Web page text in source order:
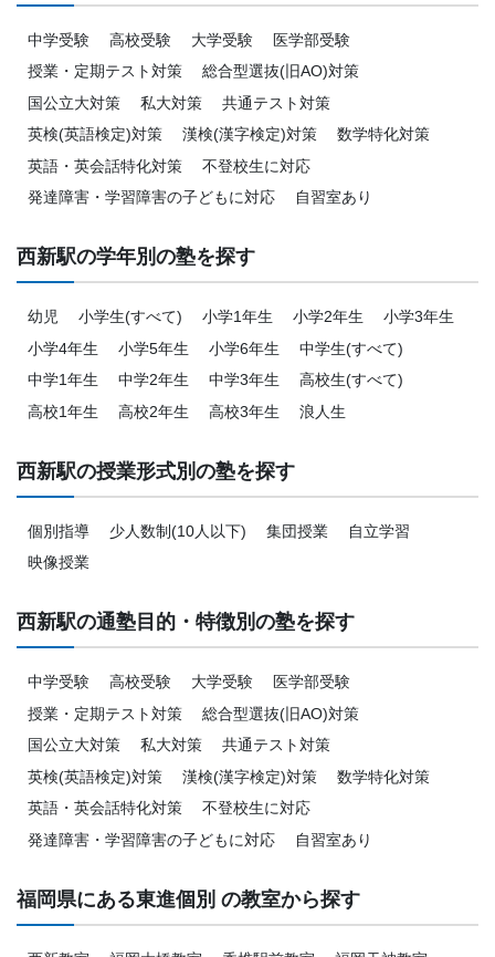
中学受験 高校受験 大学受験
医学部受験
授業・定期テスト対策
総合型選抜(旧AO)対策
国公立大対策
私大対策
共通テスト対策
英検(英語検定)対策
漢検(漢字検定)対策
数学特化対策
英語・英会話特化対策
不登校生に対応
発達障害・学習障害の子どもに対応
自習室あり
西新駅の学年別の塾を探す
幼児 小学生(すべて) 小学1年生 小学2年生
小学3年生
小学4年生
小学5年生 小学6年生
中学生(すべて)
中学1年生
中学2年生 中学3年生
高校生(すべて)
高校1年生
高校2年生 高校3年生 浪人生
西新駅の授業形式別の塾を探す
個別指導 少人数制(10人以下) 集団授業
自立学習
映像授業
西新駅の通塾目的・特徴別の塾を探す
中学受験 高校受験 大学受験
医学部受験
授業・定期テスト対策
総合型選抜(旧AO)対策
国公立大対策
私大対策
共通テスト対策
英検(英語検定)対策
漢検(漢字検定)対策
数学特化対策
英語・英会話特化対策
不登校生に対応
発達障害・学習障害の子どもに対応
自習室あり
福岡県にある東進個別 の教室から探す